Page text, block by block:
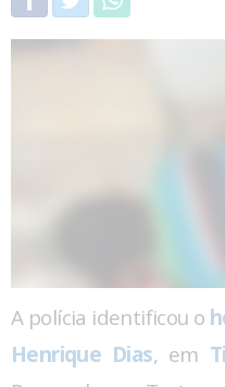
A polícia identificou o
Henrique Dias, em